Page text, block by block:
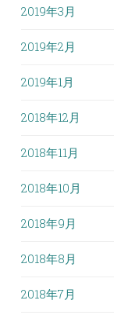
2019年3月
2019年2月
2019年1月
2018年12月
2018年11月
2018年10月
2018年9月
2018年8月
2018年7月